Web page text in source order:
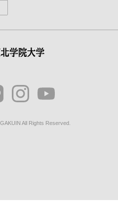
All Rights Reserved.